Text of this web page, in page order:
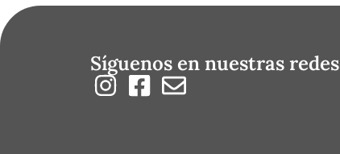
Síguenos en nuestras redes